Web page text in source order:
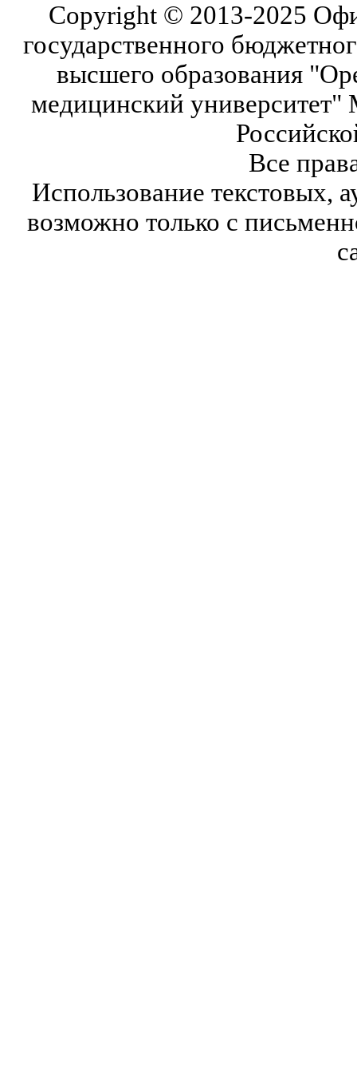
Copyright © 2013-2025
государственного
высшего образования
медицинский университет"
Все
Использование текстовых,
возможно только с